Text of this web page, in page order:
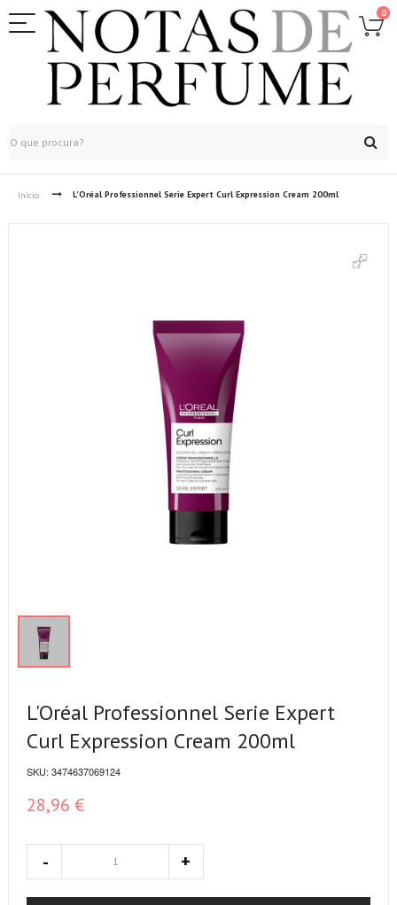
0
Início L'Oréal Professionnel Serie Expert Curl Expression Cream 200ml
L'Oréal Professionnel Serie Expert
Curl Expression Cream 200ml
SKU: 3474637069124
28,96 €